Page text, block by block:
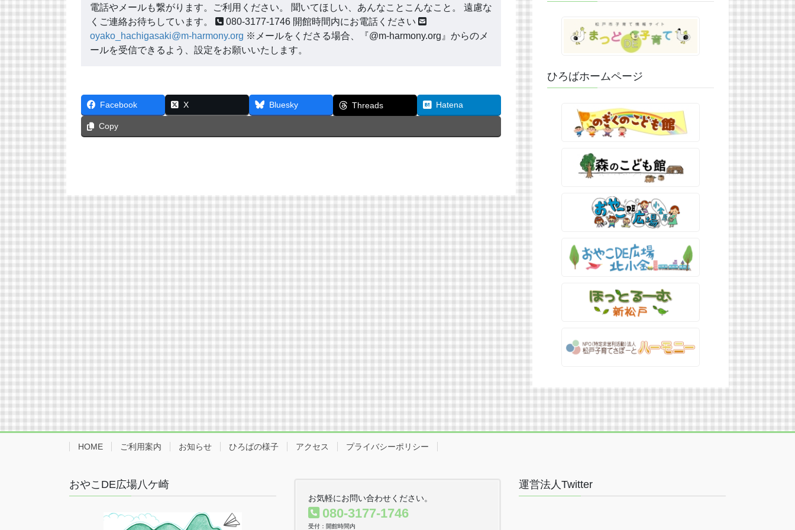
電話やメールも繋がります。ご利用ください。 聞いてほしい、あんなことこんなこと。 遠慮な
くご連絡お待ちしています。
080-3177-1746 開館時間内にお電話ください
oyako_hachigasaki@m-harmony.org ※メールをくださる場合、『@m-harmony.org』からのメ
ールを受信できるよう、設定をお願いいたします。
Facebook X Bluesky Threads Hatena
Copy
ひろばホームページ
HOME ご利用案内 お知らせ ひろばの様子 アクセス プライバシーポリシー
おやこDE広場八ケ崎
お気軽にお問い合わせください。
080-3177-1746
受付：開館時間内
運営法人Twitter